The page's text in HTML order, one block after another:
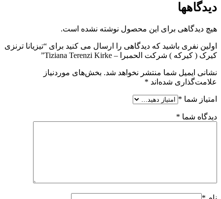
دیدگاهها
هیچ دیدگاهی برای این محصول نوشته نشده است.
اولین نفری باشید که دیدگاهی را ارسال می کنید برای “تیزیانا ترنزی
کیرک ( کیرکه ) شرکت الحمبرا – Tiziana Terenzi Kirke”
نشانی ایمیل شما منتشر نخواهد شد. بخش‌های موردنیاز
علامت‌گذاری شده‌اند *
امتیاز شما *
دیدگاه شما *